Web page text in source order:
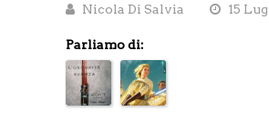
Nicola Di Salvia 15
Parliamo di: